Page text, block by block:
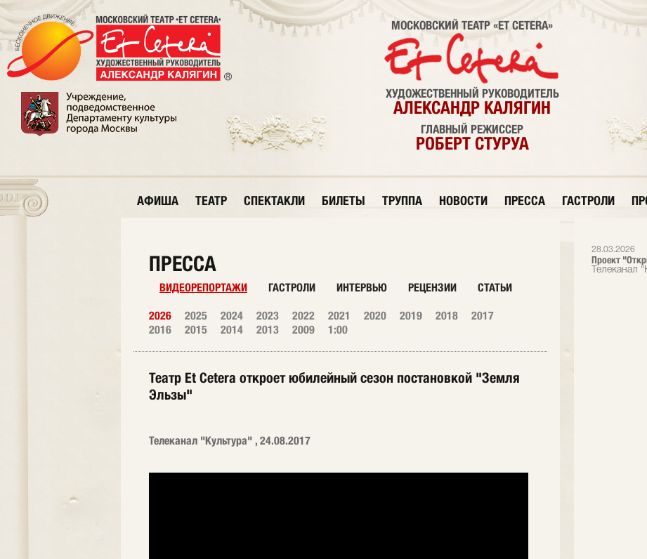
МОСКОВСКИЙ ТЕАТР «ET CETERA»
ХУДОЖЕСТВЕННЫЙ РУКОВОДИТЕЛЬ
АЛЕКСАНДР КАЛЯГИН
ГЛАВНЫЙ РЕЖИССЕР
РОБЕРТ СТУРУА
АФИША ТЕАТР СПЕКТАКЛИ БИЛЕТЫ ТРУППА НОВОСТИ ПРЕССА ГАСТРОЛИ
28.03.2026
Проект
Телеканал
ПРЕССА
ВИДЕОРЕПОРТАЖИ ГАСТРОЛИ ИНТЕРВЬЮ РЕЦЕНЗИИ СТАТЬИ
2026 2025 2024 2023 2022 2021 2020 2019 2018
2017
2016
2015 2014 2013 2009 1:00
Театр Et Сetera откроет юбилейный сезон постановкой "Земля
Эльзы"
Телеканал "Культура" , 24.08.2017